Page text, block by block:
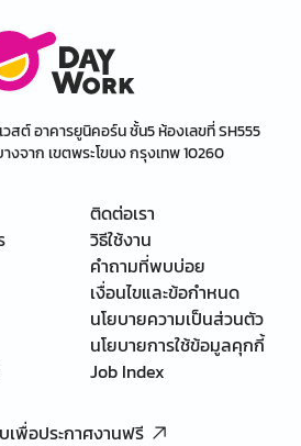
วสต์ อาคารยูนิคอร์น ชั้น5 ห้องเลขที่ SH555
จาก เขตพระโขนง กรุงเทพ 10260
ติดต่อเรา
วิธีใช้งาน
คำถามที่พบบ่อย
เงื่อนไขและข้อกำหนด
นโยบายความเป็นส่วนตัว
นโยบายการใช้ข้อมูลคุกกี้
Job Index
เพื่อประกาศงานฟรี